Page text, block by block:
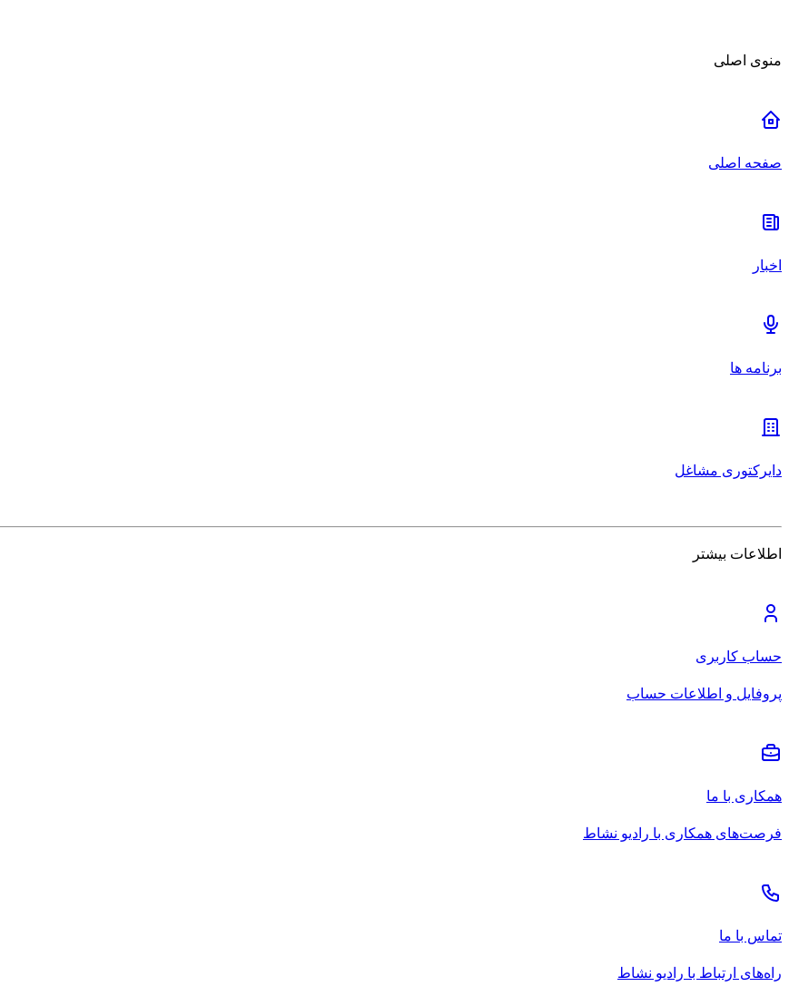
منوی اصلی
صفحه اصلی
اخبار
برنامه ها
دایرکتوری مشاغل
اطلاعات بیشتر
حساب کاربری
پروفایل و اطلاعات حساب
همکاری با ما
فرصت‌های همکاری با رادیو نشاط
تماس با ما
راه‌های ارتباط با رادیو نشاط